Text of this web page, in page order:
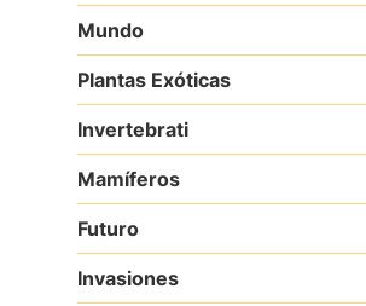
Mundo
Plantas Exóticas
Invertebrati
Mamíferos
Futuro
Invasiones